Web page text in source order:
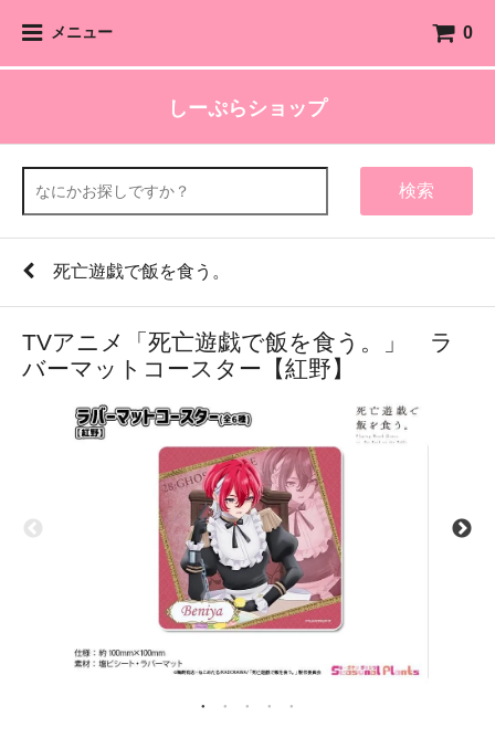
メニュー 0
しーぷらショップ
検索
死亡遊戯で飯を食う。
TVアニメ「死亡遊戯で飯を食う。」 ラ
バーマットコースター【紅野】